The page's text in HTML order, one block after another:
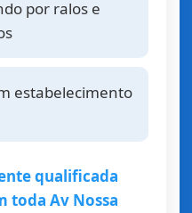
por ralos e
estabelecimento
qualificada
toda Av Nossa